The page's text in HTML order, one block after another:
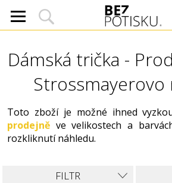
Dámská trička -
Strossmayerovo
Toto zboží je možné ihned
prodejně ve velikostech a
rozkliknutí náhledu.
FILTR